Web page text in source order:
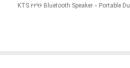
KTS 2296 Bluetooth Speaker – Portable